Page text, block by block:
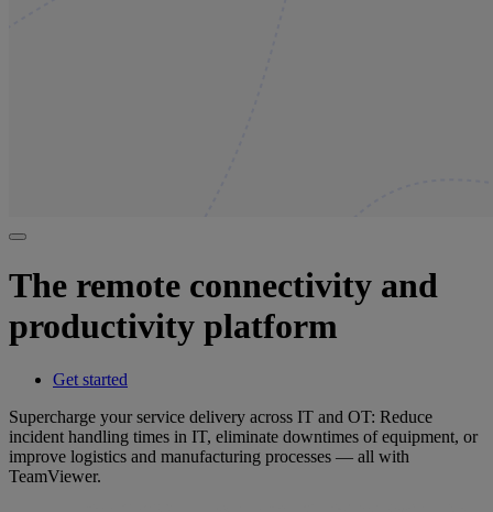
The remote connectivity and
productivity platform
Get started
Supercharge your service delivery across IT and OT: Reduce
incident handling times in IT, eliminate downtimes of equipment, or
improve logistics and manufacturing processes — all with
TeamViewer.